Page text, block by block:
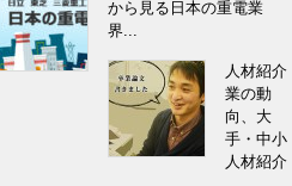
から見る日本の重電業
界...
人材紹介
業の動
向、大
手・中小
人材紹介